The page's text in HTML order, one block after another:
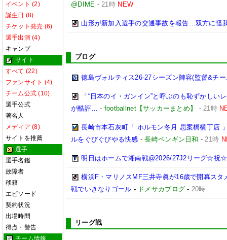
イベント (2)
誕生日 (8)
チケット発売 (6)
選手出演 (4)
キャンプ
サイト
すべて (22)
ファンサイト (4)
チーム公式 (10)
選手公式
著名人
メディア (8)
サイトを推薦
選手
選手名鑑
故障者
移籍
エピソード
契約状況
出場時間
得点・警告
チーム情報
@DIME -21時 NEW
山形が新加入選手の交通事故を報告…双方に怪
ブログ
徳島ヴォルティス26-27シーズン陣容(監督&チ
「“日本のイ・ガンイン”と呼ぶのも恥ずかしい
が酷評… - footballnet【サッカーまとめ】 -21時
長崎市本石灰町「 ホルモン冬月 思案橋横丁店
ルをぐびぐびやる快感 -長崎ペンギン日和 -21時
明日はホームで湘南戦@2026/27J2リーグ☆
横浜F・マリノスMF三井寺眞が16歳で開幕ス
戦でいきなりゴール - ドメサカブログ - 20時
リーグ戦